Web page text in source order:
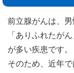
前立腺がんは、
「ありふれたが
が多い疾患です。
そのため、近年